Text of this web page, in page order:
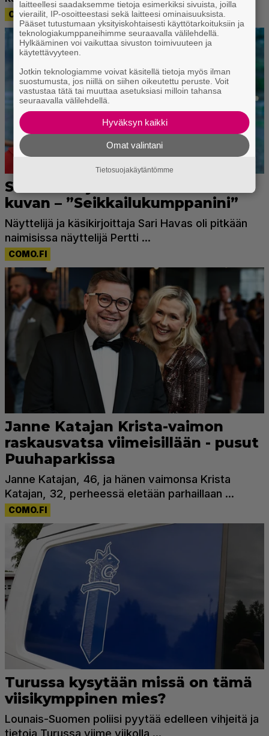
laitteellesi saadaksemme tietoja esimerkiksi sivuista, joilla
vierailit, IP-osoitteestasi sekä laitteesi ominaisuuksista.
Pääset tutustumaan yksityiskohtaisesti käyttötarkoituksiin ja
teknologiakumppaneihimme seuraavalla välilehdellä.
Hylkääminen voi vaikuttaa sivuston toimivuuteen ja
käytettävyyteen.
Jotkin teknologiamme voivat käsitellä tietoja myös ilman
suostumusta, jos niillä on siihen oikeutettu peruste. Voit
vastustaa tätä tai muuttaa asetuksiasi milloin tahansa
seuraavalla välilehdellä.
Hyväksyn kaikki
Omat valintani
Tietosuojakäytäntömme